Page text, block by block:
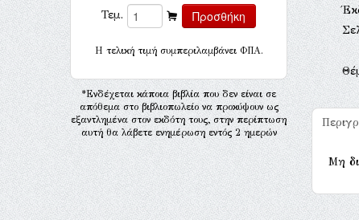
Τεμ.
H τελική τιμή συμπεριλαμβάνει ΦΠΑ.
*Ενδέχεται κάποια βιβλία που δεν είναι σε
απόθεμα στο βιβλιοπωλείο να προκύψουν ως
εξαντλημένα στον εκδότη τους, στην περίπτωση
αυτή θα λάβετε ενημέρωση εντός 2 ημερών
Μη